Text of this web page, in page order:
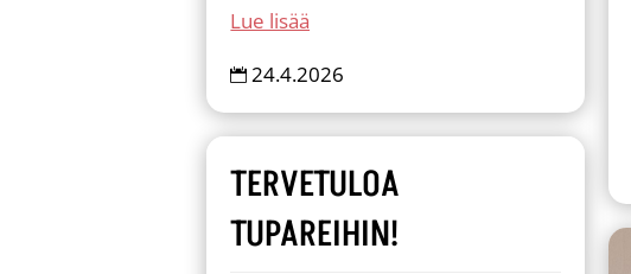
Lue lisää
 24.4.2026
TERVETULOA
TUPAREIHIN!